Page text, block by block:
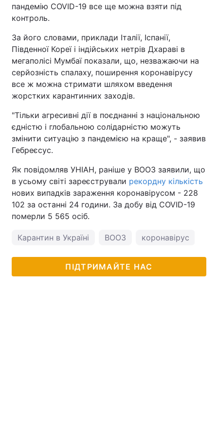
Тема оформлення
пандемію COVID-19 все ще можна взяти під
контроль.
За його словами, приклади Італії, Іспанії,
Південної Кореї і індійських нетрів Дхараві в
мегаполісі Мумбаї показали, що, незважаючи на
серйозність спалаху, поширення коронавірусу
все ж можна стримати шляхом введення
жорстких карантинних заходів.
"Тільки агресивні дії в поєднанні з національною
єдністю і глобальною солідарністю можуть
змінити ситуацію з пандемією на краще", - заявив
Гебреєсус.
Як повідомляв УНІАН, раніше у ВООЗ заявили, що
в усьому світі зареєстрували рекордну кількість
нових випадків зараження коронавірусом - 228
102 за останні 24 години. За добу від COVID-19
померли 5 565 осіб.
Карантин в Україні ВООЗ коронавірус
ПІДТРИМАЙТЕ НАС